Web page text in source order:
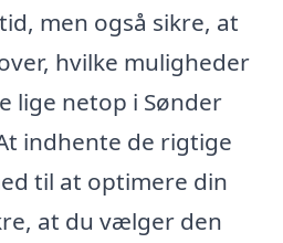
men også sikre, at
hvilke muligheder
lige netop i Sønder
indhente de rigtige
til at optimere din
at du vælger den